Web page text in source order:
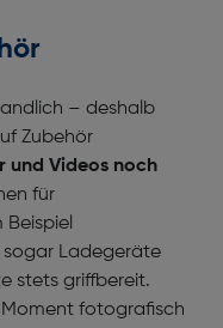
– deshalb
Zubehör
und Videos noch
für
sogar Ladegeräte
stets griffbereit.
fotografisch